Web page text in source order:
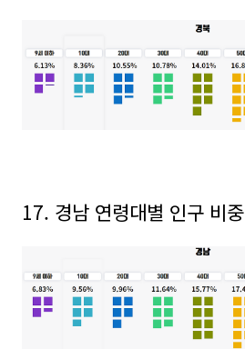
17. 경남 연령대별 인구 비중